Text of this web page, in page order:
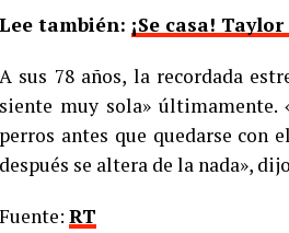
Lee también: ¡Se casa!
A sus 78 años, la recordada
siente muy sola» últimamente.
perros antes que quedarse con
después se altera de la nada»,
Fuente: RT